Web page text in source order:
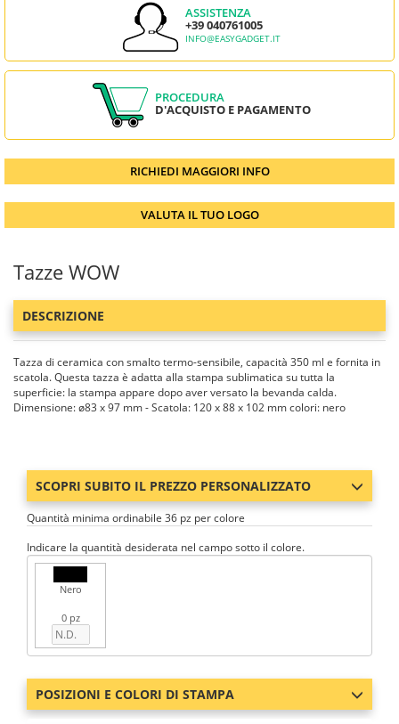
ASSISTENZA
+39 040761005
INFO@EASYGADGET.IT
PROCEDURA
D'ACQUISTO E PAGAMENTO
RICHIEDI MAGGIORI INFO
VALUTA IL TUO LOGO
Tazze WOW
DESCRIZIONE
Tazza di ceramica con smalto termo-sensibile, capacità 350 ml e fornita in
scatola. Questa tazza è adatta alla stampa sublimatica su tutta la
superficie: la stampa appare dopo aver versato la bevanda calda.
Dimensione: ø83 x 97 mm - Scatola: 120 x 88 x 102 mm colori: nero
SCOPRI SUBITO IL PREZZO PERSONALIZZATO
Quantità minima ordinabile 36 pz per colore
Indicare la quantità desiderata nel campo sotto il colore.
Nero
0 pz
POSIZIONI E COLORI DI STAMPA